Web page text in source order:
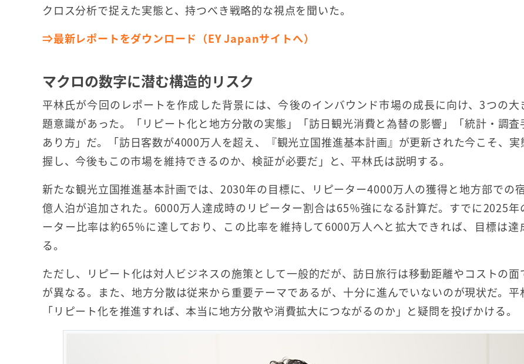
クロス分析で捉えた実態と、持つべき戦略的な視点を聞いた。
⇒最新レポートをダウンロード（EY Japanサイトへ）
マクロの数字に潜む構造的リスク
平林氏が今回のレポートを作成した背景には、今後のインバウンド市場の成長に向け、3つの大
題意識があった。「リピート化と地方分散の実態」「訪日観光消費と為替の影響」「統計・調査
あり方」だ。「訪日客数が4000万人を超え、『観光立国推進基本計画』が更新された今こそ、実
握し、今後もこの市場を維持できるのか、検証が必要だ」と、平林氏は説明する。
新たな観光立国推進基本計画では、2030年の目標に、リピーター4000万人の獲得と地方部での
億人泊が追加された。6000万人達成時のリピーター割合は65％強になる計算だ。すでに2025年
ーター比率は約65％に達しており、この比率を維持して6000万人へと拡大できれば、目標は達
る。
ただし、リピート化は対人ビジネスの施策として一般的だが、訪日旅行は移動距離やコストの面
が異なる。また、地方分散は従来から重要テーマであるが、十分に進んでいないのが現状だ。平
「リピート化を推進すれば、本当に地方分散や消費拡大につながるのか」と疑問を投げかける。